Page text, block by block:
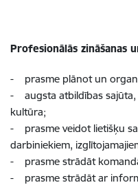
Profesionālās zināšanas
- prasme plānot un
- augsta atbildības sajūta,
kultūra;
-
prasme veidot lietišķu
darbiniekiem, izglī
-
prasme strādāt komand
-
prasme strādāt ar